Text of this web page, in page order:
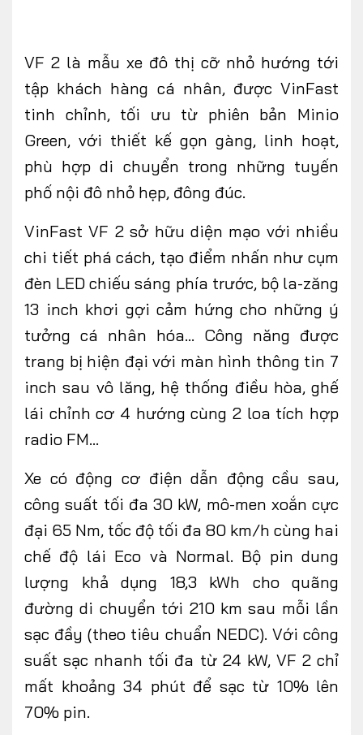
ngocvu.vneconomy@gmail.com
VF 2 là mẫu xe đô thị cỡ nhỏ hướng tới
tập khách hàng cá nhân, được VinFast
tinh chỉnh, tối ưu từ phiên bản Minio
Green, với thiết kế gọn gàng, linh hoạt,
phù hợp di chuyển trong những tuyến
phố nội đô nhỏ hẹp, đông đúc.
VinFast VF 2 sở hữu diện mạo với nhiều
chi tiết phá cách, tạo điểm nhấn như cụm
đèn LED chiếu sáng phía trước, bộ la-zăng
13 inch khơi gợi cảm hứng cho những ý
tưởng cá nhân hóa… Công năng được
trang bị hiện đại với màn hình thông tin 7
inch sau vô lăng, hệ thống điều hòa, ghế
lái chỉnh cơ 4 hướng cùng 2 loa tích hợp
radio FM…
Xe có động cơ điện dẫn động cầu sau,
công suất tối đa 30 kW, mô-men xoắn cực
đại 65 Nm, tốc độ tối đa 80 km/h cùng hai
chế độ lái Eco và Normal. Bộ pin dung
lượng khả dụng 18,3 kWh cho quãng
đường di chuyển tới 210 km sau mỗi lần
sạc đầy (theo tiêu chuẩn NEDC). Với công
suất sạc nhanh tối đa từ 24 kW, VF 2 chỉ
mất khoảng 34 phút để sạc từ 10% lên
70% pin.